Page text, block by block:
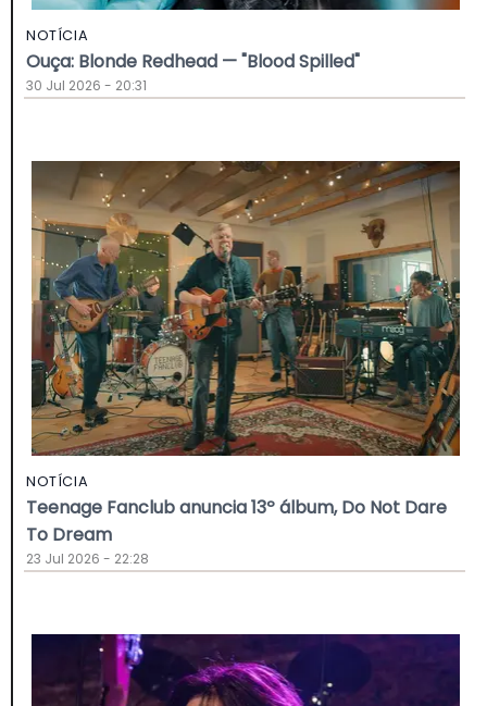
NOTÍCIA
Ouça: Blonde Redhead — "Blood Spilled"
30 Jul 2026 - 20:31
NOTÍCIA
Teenage Fanclub anuncia 13º álbum, Do Not Dare
To Dream
23 Jul 2026 - 22:28